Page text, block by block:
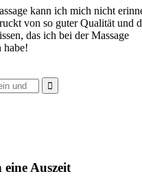
kann ich mich nicht
von so guter Qualität und
das ich bei der Massage
habe!
eine Auszeit